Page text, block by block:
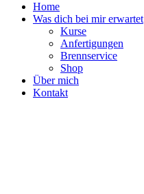
Home
Was dich bei mir erwartet
Kurse
Anfertigungen
Brennservice
Shop
Über mich
Kontakt